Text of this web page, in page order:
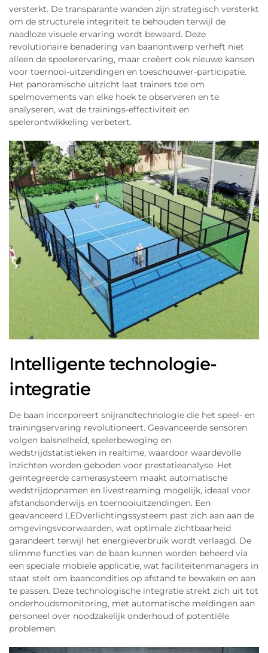
versterkt. De transparante wanden zijn strategisch versterkt
om de structurele integriteit te behouden terwijl de
naadloze visuele ervaring wordt bewaard. Deze
revolutionaire benadering van baanontwerp verheft niet
alleen de speelerervaring, maar creëert ook nieuwe kansen
voor toernooi-uitzendingen en toeschouwer-participatie.
Het panoramische uitzicht laat trainers toe om
spelmovements van elke hoek te observeren en te
analyseren, wat de trainings-effectiviteit en
spelerontwikkeling verbetert.
Intelligente technologie-
integratie
De baan incorporeert snijrandtechnologie die het speel- en
trainingservaring revolutioneert. Geavanceerde sensoren
volgen bal­snelheid, speler­beweging en
wedstrijdstatistieken in realtime, waardoor waardevolle
inzichten worden geboden voor prestatieanalyse. Het
geïntegreerde camera­systeem maakt automatische
wedstrijdopnamen en live­streaming mogelijk, ideaal voor
afstandsonderwijs en toernooi­uitzendingen. Een
geavanceerd LED­verlichtingssysteem past zich aan aan de
omgevingsvoorwaarden, wat optimale zichtbaarheid
garandeert terwijl het energieverbruik wordt verlaagd. De
slimme functies van de baan kunnen worden beheerd via
een speciale mobiele applicatie, wat faciliteitenmanagers in
staat stelt om baancondities op afstand te bewaken en aan
te passen. Deze technologische integratie strekt zich uit tot
onderhoudsmonitoring, met automatische meldingen aan
personeel over noodzakelijk onderhoud of potentiële
problemen.